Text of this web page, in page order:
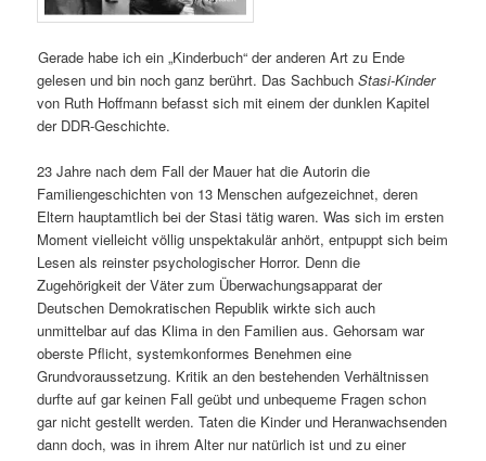
Gerade habe ich ein „Kinderbuch“ der anderen Art zu Ende
gelesen und bin noch ganz berührt. Das SachbuchStasi-Kinder
von Ruth Hoffmann befasst sich mit einem der dunklen Kapitel
der DDR-Geschichte.
23 Jahre nach dem Fall der Mauer hat die Autorin die
Familiengeschichten von 13 Menschen aufgezeichnet, deren
Eltern hauptamtlich bei der Stasi tätig waren. Was sich im ersten
Moment vielleicht völlig unspektakulär anhört, entpuppt sich beim
Lesen als reinster psychologischer Horror. Denn die
Zugehörigkeit der Väter zum Überwachungsapparat der
Deutschen Demokratischen Republik wirkte sich auch
unmittelbar auf das Klima in den Familien aus. Gehorsam war
oberste Pflicht, systemkonformes Benehmen eine
Grundvoraussetzung. Kritik an den bestehenden Verhältnissen
durfte auf gar keinen Fall geübt und unbequeme Fragen schon
gar nicht gestellt werden. Taten die Kinder und Heranwachsenden
dann doch, was in ihrem Alter nur natürlich ist und zu einer